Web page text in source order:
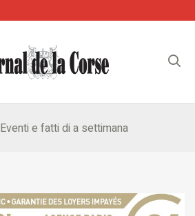
Eventi e fatti di a settimana